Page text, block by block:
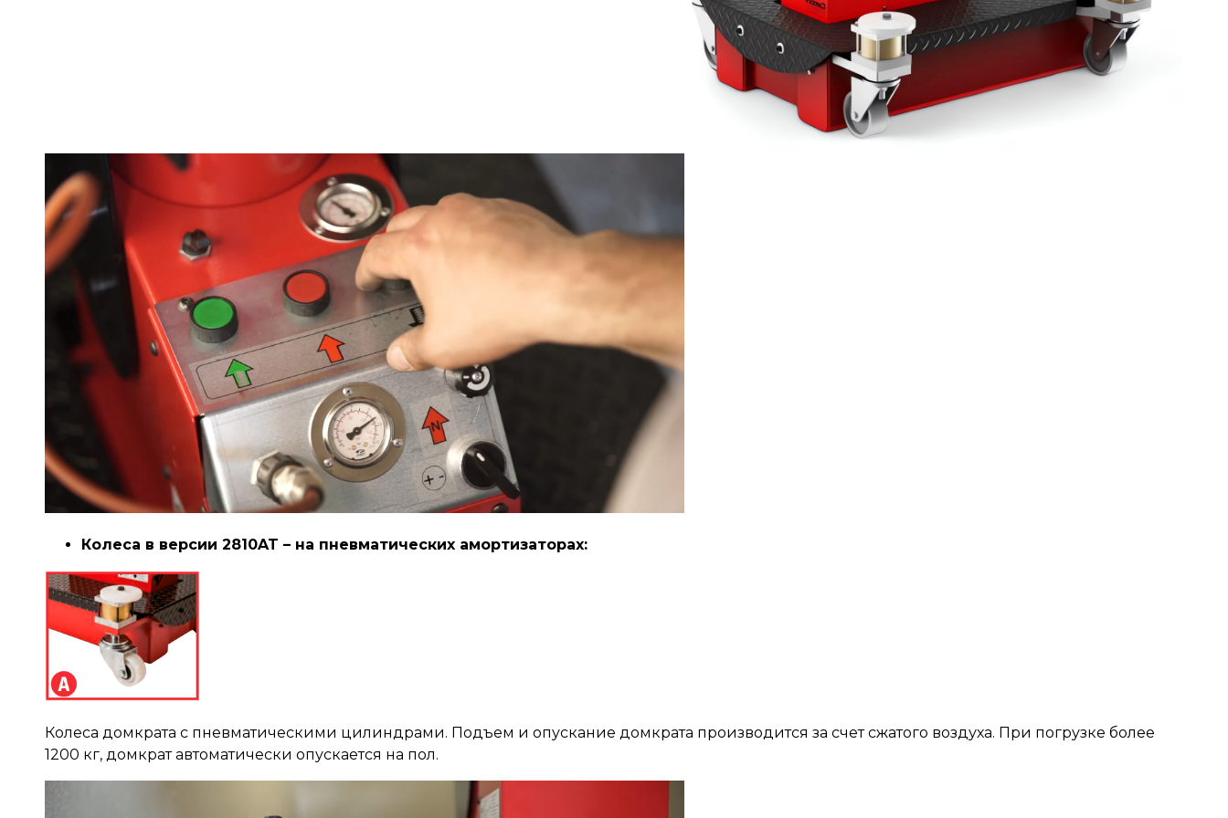
Колеса в версии 2810AT – на пневматических амортизаторах:
Колеса домкрата с пневматическими цилиндрами. Подъем и опускание домкрата производится за счет сжатого воздуха. При погрузке более
1200 кг, домкрат автоматически опускается на пол.